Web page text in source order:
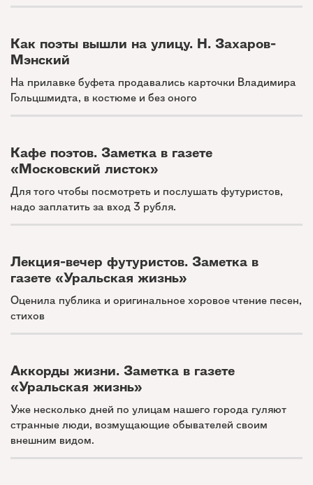
Как поэты вышли на улицу. Н. Захаров-
Мэнский
На прилавке буфета продавались карточки Владимира
Гольцшмидта, в костюме и без оного
Кафе поэтов. Заметка в газете
«Московский листок»
Для того чтобы посмотреть и послушать футуристов,
надо заплатить за вход 3 рубля.
Лекция-вечер футуристов. Заметка в
газете «Уральская жизнь»
Оценила публика и оригинальное хоровое чтение песен,
стихов
Аккорды жизни. Заметка в газете
«Уральская жизнь»
Уже несколько дней по улицам нашего города гуляют
странные люди, возмущающие обывателей своим
внешним видом.